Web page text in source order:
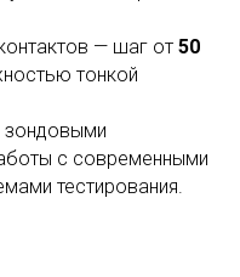
— шаг от 50
тонкой
зондовыми
с современными
тестирования.